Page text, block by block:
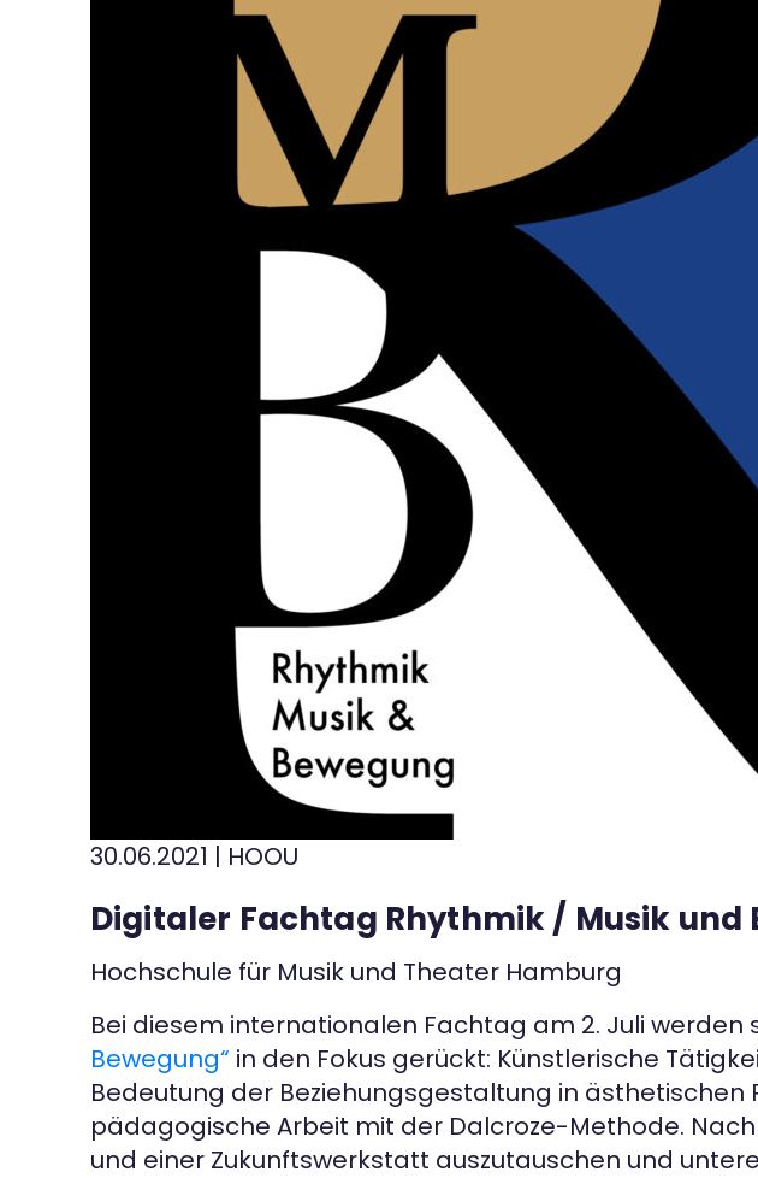
30.06.2021 | HOOU
Digitaler Fachtag Rhythmik / Musik und
Hochschule für Musik und Theater Hamburg
Bei diesem internationalen Fachtag am 2. Juli werden
Bewegung“ in den Fokus gerückt: Künstlerische
Bedeutung der Beziehungsgestaltung in ästhetischen
pädagogische Arbeit mit der Dalcroze-Methode.
und einer Zukunftswerkstatt auszutauschen und